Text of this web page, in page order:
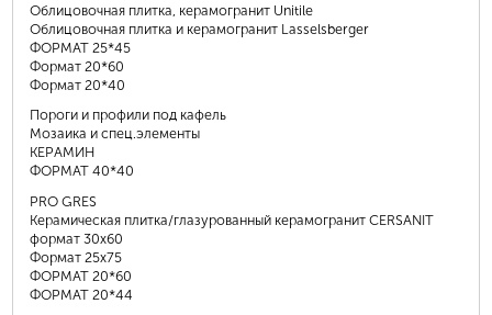
Облицовочная плитка, керамогранит Unitile
Облицовочная плитка и керамогранит Lasselsberger
ФОРМАТ 25*45
Формат 20*60
Формат 20*40
Пороги и профили под кафель
Мозаика и спец.элементы
КЕРАМИН
ФОРМАТ 40*40
PRO GRES
Керамическая плитка/глазурованный керамогранит CERSANIT
формат 30х60
Формат 25х75
ФОРМАТ 20*60
ФОРМАТ 20*44